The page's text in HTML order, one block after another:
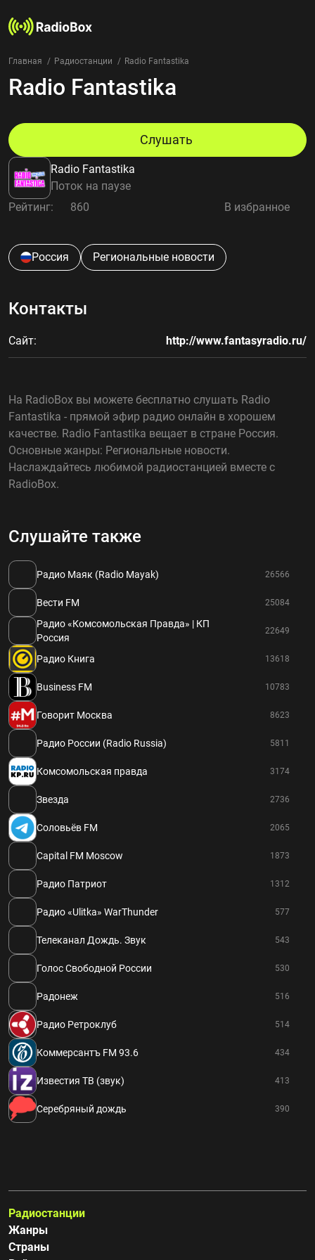
Радиостанции
Страны
Избранное
О нас
Добавить радиостанцию
Конфиденциальность
Главная Радиостанции Radio Fantastika
Radio Fantastika
Radio Fantastika
Поток на паузе
Слушать
Рейтинг: 860 В избранное
Россия Региональные новости
Контакты
Сайт: http://www.fantasyradio.ru/
На RadioBox вы можете бесплатно слушать Radio
Fantastika - прямой эфир радио онлайн в хорошем
качестве. Radio Fantastika вещает в стране Россия.
Основные жанры: Региональные новости.
Наслаждайтесь любимой радиостанцией вместе с
RadioBox.
Слушайте также
Радио Маяк (Radio Mayak) 26566
Вести FM 25084
Радио «Комсомольская Правда» | КП
Россия
22649
Радио Книга 13618
Business FM 10783
Говорит Москва 8623
Радио России (Radio Russia) 5811
Комсомольская правда 3174
Звезда 2736
Соловьёв FM 2065
Capital FM Moscow 1873
Радио Патриот 1312
Радио «Ulitka» WarThunder 577
Телеканал Дождь. Звук 543
Голос Свободной России 530
Радонеж 516
Радио Ретроклуб 514
Коммерсантъ FM 93.6 434
Известия ТВ (звук) 413
Серебряный дождь 390
Радиостанции
Жанры
Страны